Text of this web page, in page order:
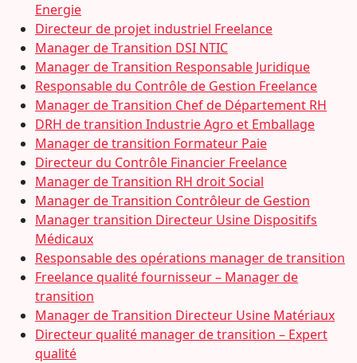
Energie
Directeur de projet industriel Freelance
Manager de Transition DSI NTIC
Manager de Transition Responsable Juridique
Responsable du Contrôle de Gestion Freelance
Manager de Transition Chef de Département RH
DRH de transition Industrie Agro et Emballage
Manager de transition Formateur Paie
Directeur du Contrôle Financier Freelance
Manager de Transition RH droit Social
Manager de Transition Contrôleur de Gestion
Manager transition Directeur Usine Dispositifs
Médicaux
Responsable des opérations manager de transition
Freelance qualité fournisseur – Manager de
transition
Manager de Transition Directeur Usine Matériaux
Directeur qualité manager de transition – Expert
qualité